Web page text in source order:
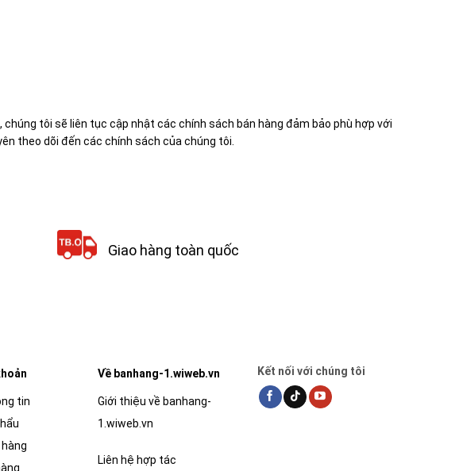
tôi sẽ liên tục cập nhật các chính sách bán hàng đảm bảo phù hợp với
theo dõi đến các chính sách của chúng tôi.
Giao hàng toàn quốc
tin
Về banhang-1.wiweb.vn
Giới thiệu về banhang-
1.wiweb.vn
Liên hệ hợp tác
Kết nối với chúng tôi